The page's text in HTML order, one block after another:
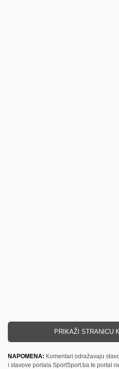
PRIKAŽI STRANICU
NAPOMENA: Komentari odražavaju
i stavove portala SportSport.ba te portal